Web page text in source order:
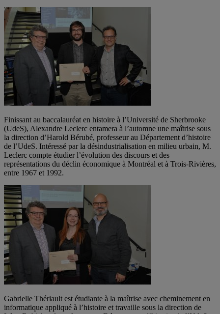
Finissant au baccalauréat en histoire à l’Université de Sherbrooke
(UdeS), Alexandre Leclerc entamera à l’automne une maîtrise sous
la direction d’Harold Bérubé, professeur au Département d’histoire
de l’UdeS. Intéressé par la désindustrialisation en milieu urbain, M.
Leclerc compte étudier l’évolution des discours et des
représentations du déclin économique à Montréal et à Trois-Rivières,
entre 1967 et 1992.
Gabrielle Thériault est étudiante à la maîtrise avec cheminement en
informatique appliqué à l’histoire et travaille sous la direction de